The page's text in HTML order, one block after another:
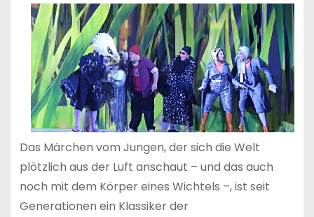
Das Märchen vom Jungen, der sich die Welt
plötzlich aus der Luft anschaut – und das auch
noch mit dem Körper eines Wichtels –, ist seit
Generationen ein Klassiker der